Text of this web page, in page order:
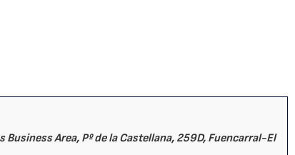
Business Area, Pº de la Castellana, 259D, Fuencarral-El